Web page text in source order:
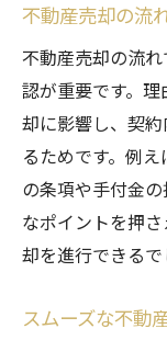
不動産売却の流
不動産売却の流
認が重要です。
却に影響し、契
るためです。例
の条項や手付金
なポイントを押
却を進行できるで
スムーズな不動